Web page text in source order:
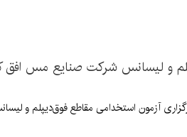
و لیسانس شرکت صنایع مس افق
استخدامی مقاطع فوق‌دیپلم و لیسانس این شرکت در ۲۶